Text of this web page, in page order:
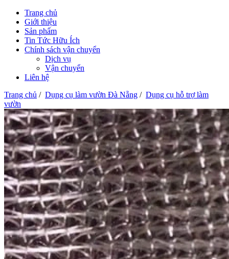
Trang chủ
Giới thiệu
Sản phẩm
Tin Tức Hữu Ích
Chính sách vận chuyển
Dịch vụ
Vận chuyển
Liên hệ
Trang chủ / Dụng cụ làm vườn Đà Nẵng / Dụng cụ hỗ trợ làm
vườn